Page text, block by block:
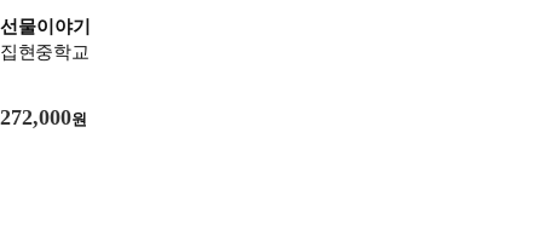
선물이야기
집현중학교
272,000원